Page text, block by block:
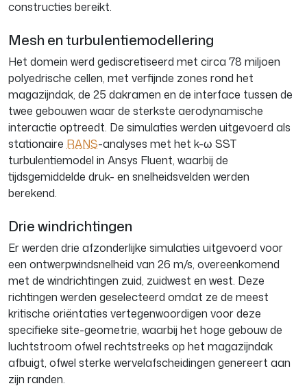
constructies bereikt.
Mesh en turbulentiemodellering
Het domein werd gediscretiseerd met circa 78 miljoen
polyedrische cellen, met verfijnde zones rond het
magazijndak, de 25 dakramen en de interface tussen de
twee gebouwen waar de sterkste aerodynamische
interactie optreedt. De simulaties werden uitgevoerd als
stationaire RANS-analyses met het k-ω SST
turbulentiemodel in Ansys Fluent, waarbij de
tijdsgemiddelde druk- en snelheidsvelden werden
berekend.
Drie windrichtingen
Er werden drie afzonderlijke simulaties uitgevoerd voor
een ontwerpwindsnelheid van 26 m/s, overeenkomend
met de windrichtingen zuid, zuidwest en west. Deze
richtingen werden geselecteerd omdat ze de meest
kritische oriëntaties vertegenwoordigen voor deze
specifieke site-geometrie, waarbij het hoge gebouw de
luchtstroom ofwel rechtstreeks op het magazijndak
afbuigt, ofwel sterke wervelafscheidingen genereert aan
zijn randen.